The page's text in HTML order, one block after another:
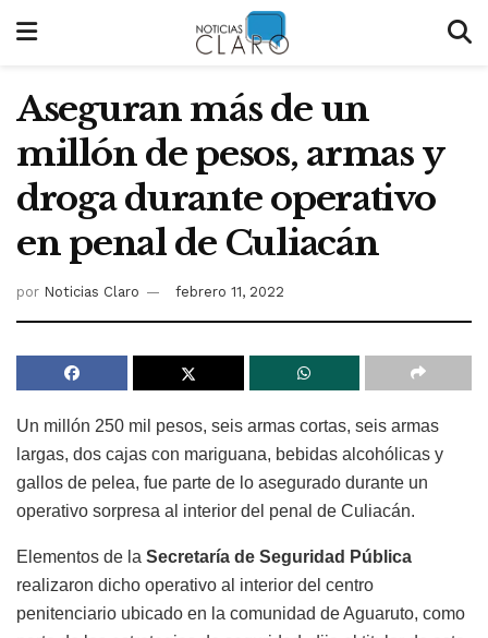
Aseguran más de un
millón de pesos, armas y
droga durante operativo
en penal de Culiacán
por Noticias Claro febrero 11, 2022
Un millón 250 mil pesos, seis armas cortas, seis armas
largas, dos cajas con mariguana, bebidas alcohólicas y
gallos de pelea, fue parte de lo asegurado durante un
operativo sorpresa al interior del penal de Culiacán.
Elementos de la Secretaría de Seguridad Pública
realizaron dicho operativo al interior del centro
penitenciario ubicado en la comunidad de Aguaruto, como